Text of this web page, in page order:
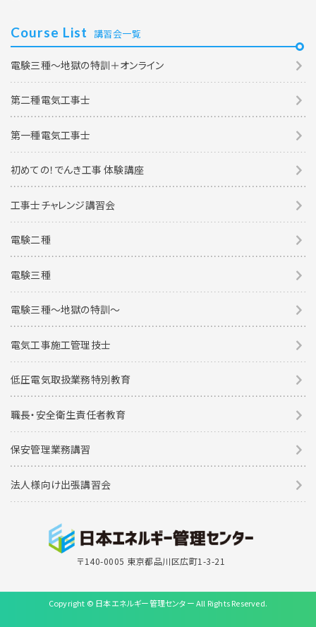
Course List 講習会一覧
電験三種～地獄の特訓＋オンライン
第二種電気工事士
第一種電気工事士
初めての！でんき工事 体験講座
工事士チャレンジ講習会
電験二種
電験三種
電験三種〜地獄の特訓〜
電気工事施工管理技士
低圧電気取扱業務特別教育
職長・安全衛生責任者教育
保安管理業務講習
法人様向け出張講習会
〒140-0005 東京都品川区広町1-3-21
Copyright © 日本エネルギー管理センター All Rights Reserved.